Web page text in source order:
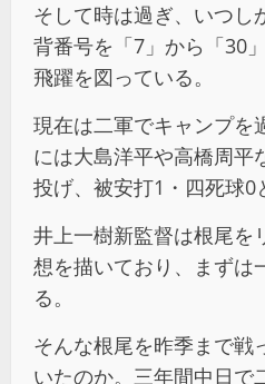
そして時は過ぎ、いつし
背番号を「7」から「30
飛躍を図っている。
現在は二軍でキャンプを
には大島洋平や高橋周平
投げ、被安打1・四死球0
井上一樹新監督は根尾を
想を描いており、まずは
る。
そんな根尾を昨季まで戦
いたのか。三年間中日で